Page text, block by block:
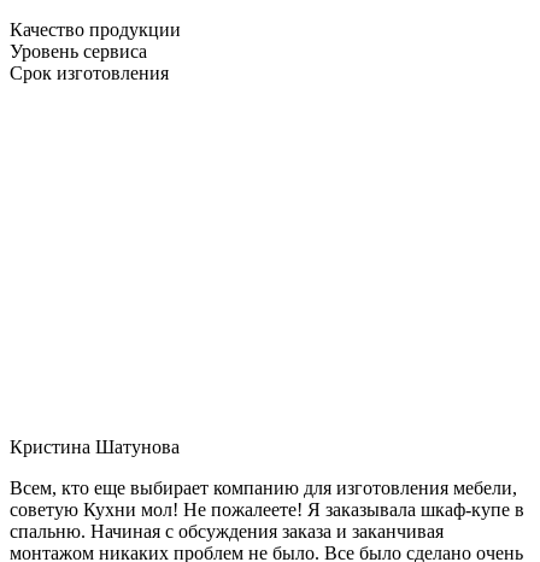
Качество продукции
Уровень сервиса
Срок изготовления
Кристина Шатунова
Всем, кто еще выбирает компанию для изготовления мебели,
советую Кухни мол! Не пожалеете! Я заказывала шкаф-купе в
спальню. Начиная с обсуждения заказа и заканчивая
монтажом никаких проблем не было. Все было сделано очень